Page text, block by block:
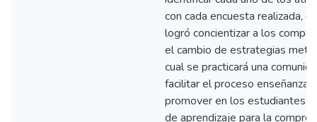
con cada encuesta realizada,
logró concientizar a los
el cambio de estrategias
cual se practicará una
facilitar el proceso enseñanza-
promover en los estudiantes a
de aprendizaje para la